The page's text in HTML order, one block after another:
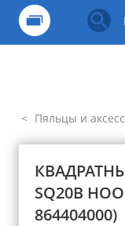
Пяльцы и
SQ20B
864404000)